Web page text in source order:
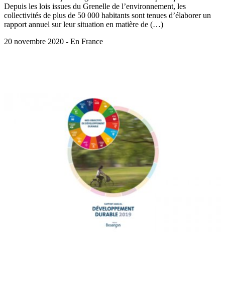
Depuis les lois issues du Grenelle de l’environnement, les
collectivités de plus de 50 000 habitants sont tenues d’élaborer un
rapport annuel sur leur situation en matière de (…)
20 novembre 2020 - En France